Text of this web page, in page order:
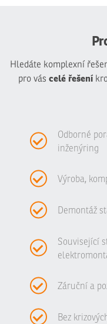
Hledáte komplexní
pro vás celé řešení
Odborné
inženýring
Výroba,
Demontáž
Související
Záruční a
Bez